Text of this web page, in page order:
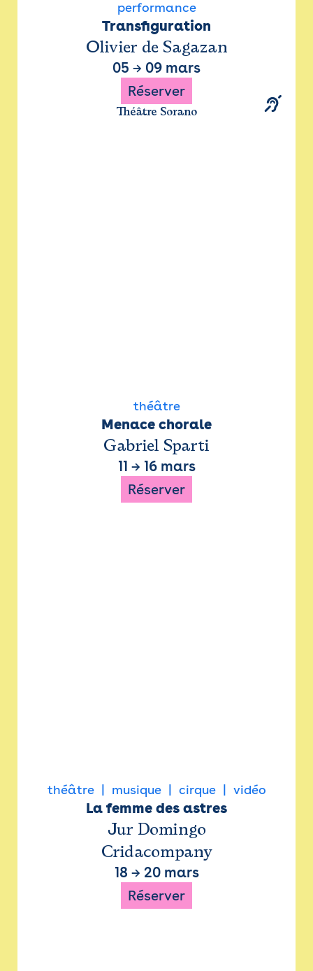
performance
Transfiguration
Olivier de Sagazan
05 → 09 mars
Réserver
Théâtre Sorano
théâtre
Menace chorale
Gabriel Sparti
11 → 16 mars
Réserver
théâtre musique cirque vidéo
La femme des astres
Jur Domingo
Cridacompany
18 → 20 mars
Réserver